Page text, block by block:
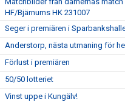
HF/Bjärnums HK 231007
Seger i premiären i
Anderstorp, nästa utmaning för
Förlust i premiären
50/50 lotteriet
Vinst uppe i Kungälv!